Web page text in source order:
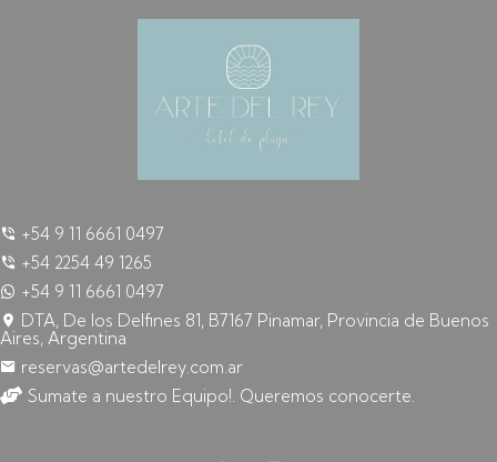
+54 9 11 6661 0497
+54 2254 49 1265
+54 9 11 6661 0497
DTA, De los Delfines 81, B7167 Pinamar, Provincia de Buenos
Aires, Argentina
reservas@artedelrey.com.ar
Sumate a nuestro Equipo!. Queremos conocerte.